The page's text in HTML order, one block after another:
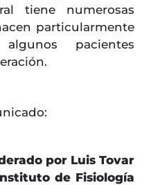
tiene numerosas
particularmente
pacientes
por Luis Tovar
de Fisiología